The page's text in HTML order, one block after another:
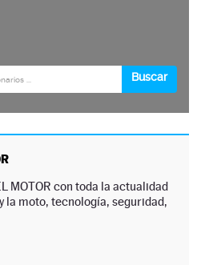
MOTOR con toda la actualidad
la moto, tecnología, seguridad,